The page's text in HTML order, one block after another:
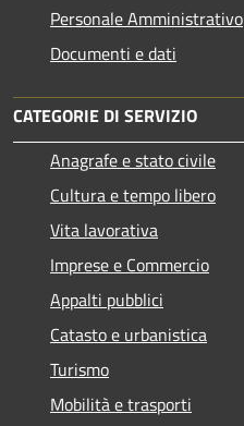
Personale Amministrativo
Documenti e dati
CATEGORIE DI SERVIZIO
Anagrafe e stato civile
Cultura e tempo libero
Vita lavorativa
Imprese e Commercio
Appalti pubblici
Catasto e urbanistica
Turismo
Mobilità e trasporti